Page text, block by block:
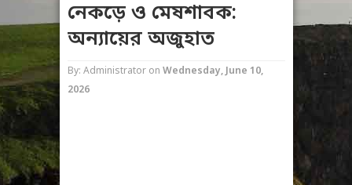
নেকড়ে ও মেষশাবক:
অন্যায়ের অজুহাত
By: Administrator on Wednesday, June 10,
2026